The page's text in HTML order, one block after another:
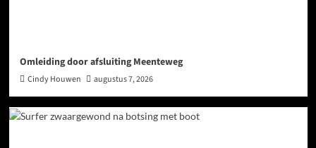
Omleiding door afsluiting Meenteweg
Cindy Houwen augustus 7, 2026